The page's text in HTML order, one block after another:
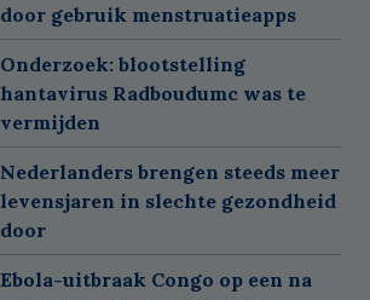
door gebruik menstruatieapps
Onderzoek: blootstelling
hantavirus Radboudumc was te
vermijden
Nederlanders brengen steeds meer
levensjaren in slechte gezondheid
door
Ebola-uitbraak Congo op een na